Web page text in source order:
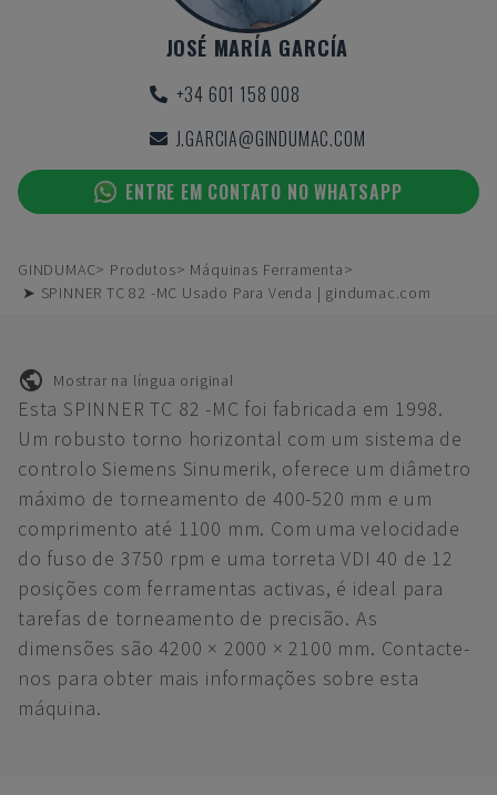
JOSÉ MARÍA GARCÍA
+34 601 158 008
J.GARCIA@GINDUMAC.COM
ENTRE EM CONTATO NO WHATSAPP
GINDUMAC Produtos
Máquinas Ferramenta
➤ SPINNER TC 82 -MC Usado Para Venda | gindumac.com
Mostrar na língua original
Esta SPINNER TC 82 -MC foi fabricada em 1998.
Um robusto torno horizontal com um sistema de
controlo Siemens Sinumerik, oferece um diâmetro
máximo de torneamento de 400-520 mm e um
comprimento até 1100 mm. Com uma velocidade
do fuso de 3750 rpm e uma torreta VDI 40 de 12
posições com ferramentas activas, é ideal para
tarefas de torneamento de precisão. As
dimensões são 4200 × 2000 × 2100 mm. Contacte-
nos para obter mais informações sobre esta
máquina.